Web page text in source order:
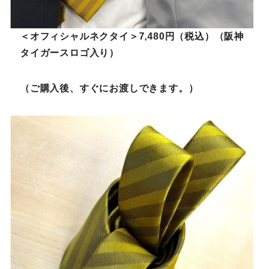
＜オフィシャルネクタイ＞7,480円（税込）（阪神
タイガースロゴ入り）
（ご購入後、すぐにお渡しできます。）